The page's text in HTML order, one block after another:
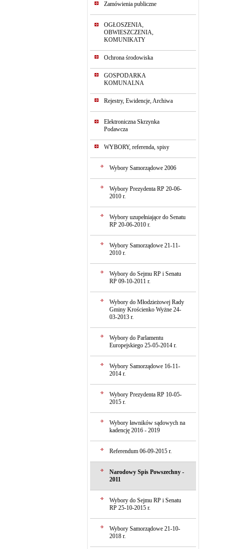
Zamówienia publiczne
OGŁOSZENIA,
OBWIESZCZENIA,
KOMUNIKATY
Ochrona środowiska
GOSPODARKA
KOMUNALNA
Rejestry, Ewidencje, Archiwa
Elektroniczna Skrzynka
Podawcza
WYBORY, referenda, spisy
Wybory Samorządowe 2006
Wybory Prezydenta RP 20-06-
2010 r.
Wybory uzupełniające do Senatu
RP 20-06-2010 r.
Wybory Samorządowe 21-11-
2010 r.
Wybory do Sejmu RP i Senatu
RP 09-10-2011 r.
Wybory do Młodzieżowej Rady
Gminy Krościenko Wyżne 24-
03-2013 r.
Wybory do Parlamentu
Europejskiego 25-05-2014 r.
Wybory Samorządowe 16-11-
2014 r.
Wybory Prezydenta RP 10-05-
2015 r.
Wybory ławników sądowych na
kadencję 2016 - 2019
Referendum 06-09-2015 r.
Narodowy Spis Powszechny -
2011
Wybory do Sejmu RP i Senatu
RP 25-10-2015 r.
Wybory Samorządowe 21-10-
2018 r.